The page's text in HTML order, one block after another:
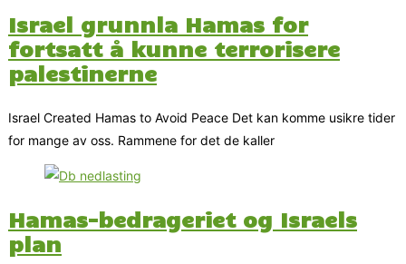
Israel grunnla Hamas for
fortsatt å kunne terrorisere
palestinerne
Israel Created Hamas to Avoid Peace Det kan komme usikre tider
for mange av oss. Rammene for det de kaller
Hamas-bedrageriet og Israels
plan